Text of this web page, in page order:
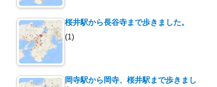
桜井駅から長谷寺まで歩きました。
(1)
岡寺駅から岡寺、桜井駅まで歩きまし